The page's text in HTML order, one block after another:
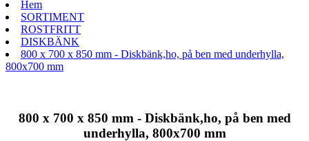
Hem
SORTIMENT
ROSTFRITT
DISKBÄNK
800 x 700 x 850 mm - Diskbänk,ho, på ben med underhylla,
800x700 mm
800 x 700 x 850 mm - Diskbänk,ho, på ben med
underhylla, 800x700 mm